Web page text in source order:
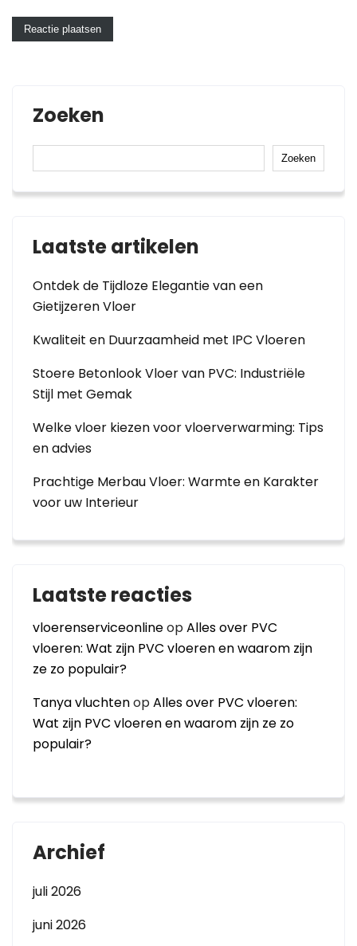
Zoeken
Zoeken
Laatste artikelen
Ontdek de Tijdloze Elegantie van een
Gietijzeren Vloer
Kwaliteit en Duurzaamheid met IPC Vloeren
Stoere Betonlook Vloer van PVC: Industriële
Stijl met Gemak
Welke vloer kiezen voor vloerverwarming: Tips
en advies
Prachtige Merbau Vloer: Warmte en Karakter
voor uw Interieur
Laatste reacties
vloerenserviceonlineopAlles over PVC
vloeren: Wat zijn PVC vloeren en waarom zijn
ze zo populair?
Tanya vluchtenopAlles over PVC vloeren:
Wat zijn PVC vloeren en waarom zijn ze zo
populair?
Archief
juli 2026
juni 2026